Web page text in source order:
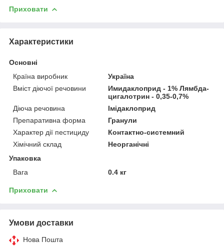
Приховати
Характеристики
Основні
Країна виробник
Україна
Вміст діючої речовини
Имидаклоприд - 1% Лямбда-
цигалотрин - 0,35-0,7%
Діюча речовина
Імідаклоприд
Препаративна форма
Гранули
Характер дії пестициду
Контактно-системний
Хімічний склад
Неорганічні
Упаковка
Вага
0.4 кг
Приховати
Умови доставки
Нова Пошта